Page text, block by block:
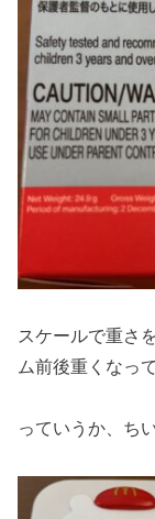
スケールで重さ
ム前後重くなっ
っていうか、ち